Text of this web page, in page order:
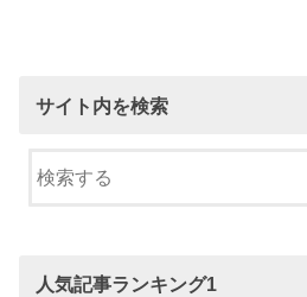
サイト内を検索
人気記事ランキング1